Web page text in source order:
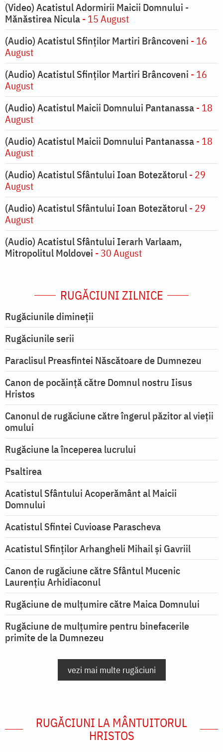
(Video) Acatistul Adormirii Maicii Domnului -
Mănăstirea Nicula- 15 August
(Audio) Acatistul Sfinților Martiri Brâncoveni - 16
August
(Audio) Acatistul Sfinților Martiri Brâncoveni - 16
August
(Audio) Acatistul Maicii Domnului Pantanassa- 18
August
(Audio) Acatistul Maicii Domnului Pantanassa- 18
August
(Audio) Acatistul Sfântului Ioan Botezătorul- 29
August
(Audio) Acatistul Sfântului Ioan Botezătorul- 29
August
(Audio) Acatistul Sfântului Ierarh Varlaam,
Mitropolitul Moldovei - 30 August
RUGĂCIUNI ZILNICE
Rugăciunile dimineții
Rugăciunile serii
Paraclisul Preasfintei Născătoare de Dumnezeu
Canon de pocăință către Domnul nostru Iisus
Hristos
Canonul de rugăciune către îngerul păzitor al vieții
omului
Rugăciune la începerea lucrului
Psaltirea
Acatistul Sfântului Acoperământ al Maicii
Domnului
Acatistul Sfintei Cuvioase Parascheva
Acatistul Sfinților Arhangheli Mihail și Gavriil
Canon de rugăciune către Sfântul Mucenic
Laurențiu Arhidiaconul
Rugăciune de mulţumire către Maica Domnului
Rugăciune de mulțumire pentru binefacerile
primite de la Dumnezeu
vezi mai multe rugăciuni
RUGĂCIUNI LA MÂNTUITORUL
HRISTOS